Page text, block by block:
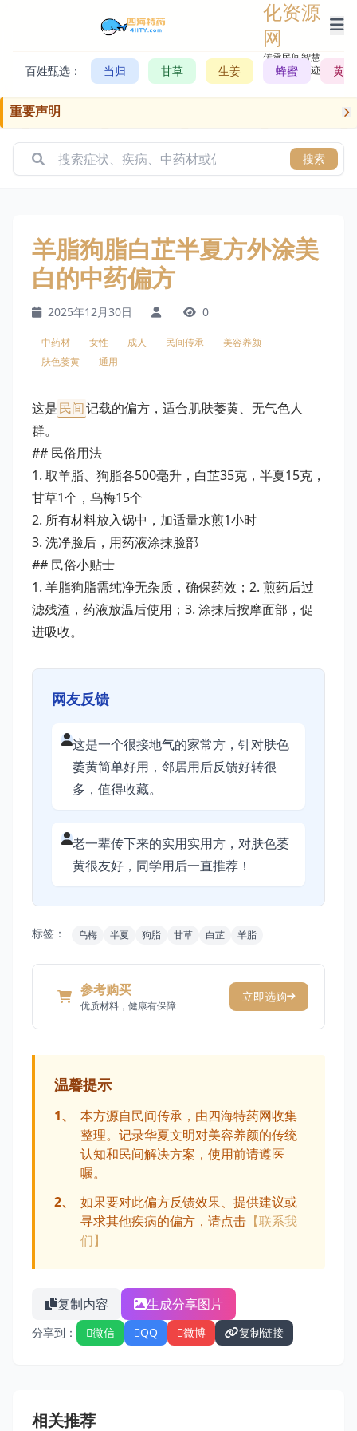
化资源
网
传承民间智慧，
记录历史轨迹
百姓甄选： 当归 甘草 生姜 蜂蜜 黄芪
重要声明
搜索
羊脂狗脂白芷半夏方外涂美
白的中药偏方
2025年12月30日 0
中药材 女性 成人 民间传承
美容养颜
肤色萎黄
通用
这是民间记载的偏方，适合肌肤萎黄、无气色人
群。
## 民俗用法
1. 取羊脂、狗脂各500毫升，白芷35克，半夏15克，
甘草1个，乌梅15个
2. 所有材料放入锅中，加适量水煎1小时
3. 洗净脸后，用药液涂抹脸部
## 民俗小贴士
1. 羊脂狗脂需纯净无杂质，确保药效；2. 煎药后过
滤残渣，药液放温后使用；3. 涂抹后按摩面部，促
进吸收。
网友反馈
这是一个很接地气的家常方，针对肤色
萎黄简单好用，邻居用后反馈好转很
多，值得收藏。
老一辈传下来的实用实用方，对肤色萎
黄很友好，同学用后一直推荐！
标签： 乌梅 半夏 狗脂 甘草 白芷 羊脂
参考购买
优质材料，健康有保障
立即选购
温馨提示
1、
本方源自民间传承，由四海特药网收集
整理。记录华夏文明对美容养颜的传统
认知和民间解决方案，使用前请遵医
嘱。
2、
如果要对此偏方反馈效果、提供建议或
寻求其他疾病的偏方，请点击 【联系我
们】
复制内容 生成分享图片
分享到： 微信 QQ 微博 复制链接
相关推荐